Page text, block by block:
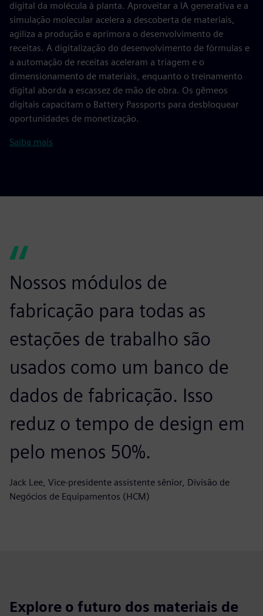
digital da molécula à planta. Aproveitar a IA generativa e a
simulação molecular acelera a descoberta de materiais,
agiliza a produção e aprimora o desenvolvimento de
receitas. A digitalização do desenvolvimento de fórmulas e
a automação de receitas aceleram a triagem e o
dimensionamento de materiais, enquanto o treinamento
digital aborda a escassez de mão de obra. Os gêmeos
digitais capacitam o Battery Passports para desbloquear
oportunidades de monetização.
Saiba mais
Nossos módulos de
fabricação para todas as
estações de trabalho são
usados como um banco de
dados de fabricação. Isso
reduz o tempo de design em
pelo menos 50%.
Jack Lee, Vice-presidente assistente sênior, Divisão de
Negócios de Equipamentos (HCM)
Explore o futuro dos materiais de